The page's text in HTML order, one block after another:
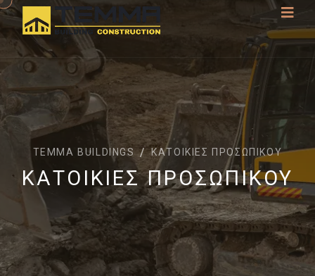
TEMMA BUILDINGS ΚΑΤΟΙΚΊΕΣ ΠΡΟΣΩΠΙΚΟΎ
ΚΑΤΟΙΚΊΕΣ ΠΡΟΣΩΠΙΚΟΎ